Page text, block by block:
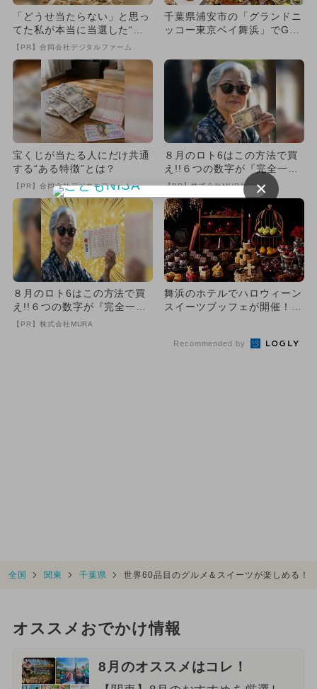
「どうせ当たらない」と思っ
てた私が本当に当選した“買
い方”がこれ
【PR】合同会社デジタルファーム
千葉県浦安市の「グランドニ
ッコー東京ベイ舞浜」でGW
宝くじが当たる人にだけ共通
する“ある特徴”とは？
【PR】合同会社デジタルファーム
８月のロト6はこの方法で買
え!!６つの数字が『完全一
致』する方法
【PR】株式会社MURA
８月のロト6はこの方法で買
え!!６つの数字が『完全一
致』する方法
【PR】株式会社MURA
舞浜のホテルでハロウィーン
スイーツブッフェが開催！
Recommended by
全国 関東 千葉県 世界60品目のグルメ＆スイーツが楽しめる
オススメおでかけ情報
8月のオススメはコレ！
×